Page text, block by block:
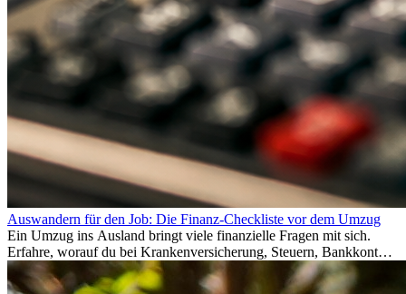
Auswandern für den Job: Die Finanz-Checkliste vor dem Umzug
Ein Umzug ins Ausland bringt viele finanzielle Fragen mit sich.
Erfahre, worauf du bei Krankenversicherung, Steuern, Bankkonto,
Rücklagen und Budgetplanung achten solltest, damit dein Neustart
im Ausland reibungslos gelingt.